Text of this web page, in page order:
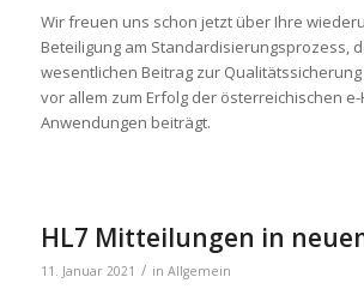
Wir freuen uns schon jetzt über Ihre
Beteiligung am Standardisierungsprozess,
wesentlichen Beitrag zur
vor allem zum Erfolg der österreichischen
Anwendungen beiträgt.
HL7 Mitteilungen in
11. Januar 2021 / in Allgemein